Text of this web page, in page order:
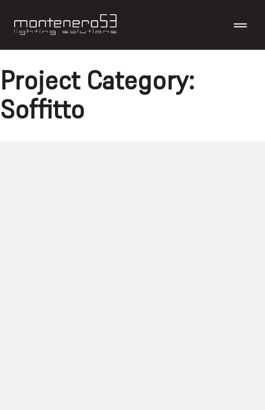
Project Category:
Soffitto